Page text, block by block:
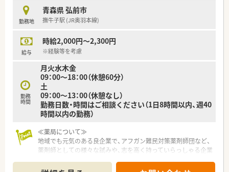
自由な社風で、ワークライフバランスを意識した働き方を実現で
きるよう、注力しています。
なごやかな雰囲気で患者様とのコミュニケーションを重視した
≪女性活躍中の企業です≫
イフスタイルに応じて長く働くことが出来る環境です♪
現在社員は28名、うち薬剤師さんは12名です。
薬剤師10名は女性と多くの割合を占めています！
勤務地
青森県 弘前市
撫牛子駅 (JR奥羽本線)
給与
時給2,000円～2,300円
※経験等を考慮
勤務
時間
月火水木金
09：00～18：00（休憩60分）
土
09：00～13：00（休憩なし）
勤務日数・時間はご相談ください（1日8時間以内、週40
時間以内の勤務）
≪薬局について≫
地域でも元気のある良企業で、アフガン難民対策薬剤師団など、
薬剤師としての様々な試みや、志を高く持っていらっしゃる企業